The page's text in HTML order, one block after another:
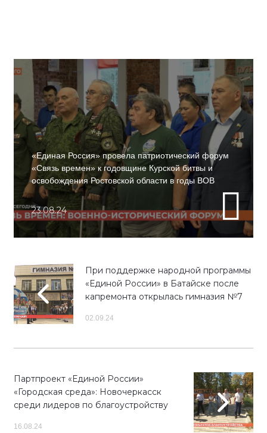
«Единая Россия» провела патриотический форум
«Связь времен» к годовщине Курской битвы и
освобождения Ростовской области в годы ВОВ
23.08.24
При поддержке народной программы
«Единой России» в Батайске после
капремонта открылась гимназия №7
02.09.24
Партпроект «Единой России»
«Городская среда»: Новочеркасск
среди лидеров по благоустройству
16.08.24